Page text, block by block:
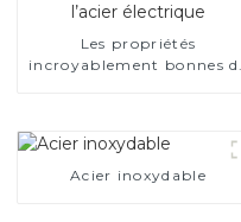
Les propriétés
incroyablement bonnes de
Acier inoxydable